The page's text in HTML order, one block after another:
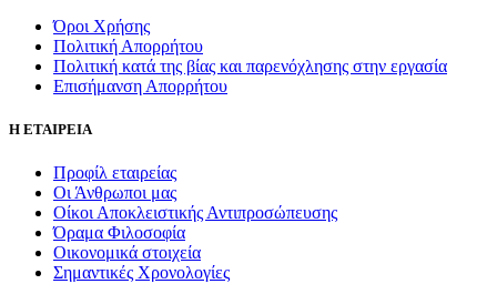
Όροι Χρήσης
Πολιτική Απορρήτου
Πολιτική κατά της βίας και παρενόχλησης στην εργασία
Επισήμανση Απορρήτου
Η ΕΤΑΙΡΕΙΑ
Προφίλ εταιρείας
Οι Άνθρωποι μας
Οίκοι Αποκλειστικής Αντιπροσώπευσης
Όραμα Φιλοσοφία
Οικονομικά στοιχεία
Σημαντικές Χρονολογίες